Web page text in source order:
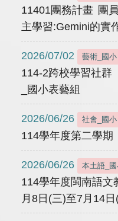
11401團務計畫 團
主學習:Gemini的實
2026/07/02 藝術_國小
114-2跨校學習社群
_國小表藝組
2026/06/26 社會_國小
114學年度第二學期
2026/06/26 本土語_
114學年度閩南語文
月8日(三)至7月14